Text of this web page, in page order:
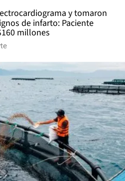
y tomaron
de infarto: Paciente
millones